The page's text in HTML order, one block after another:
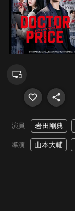
演員 岩田剛典
導演 山本大輔